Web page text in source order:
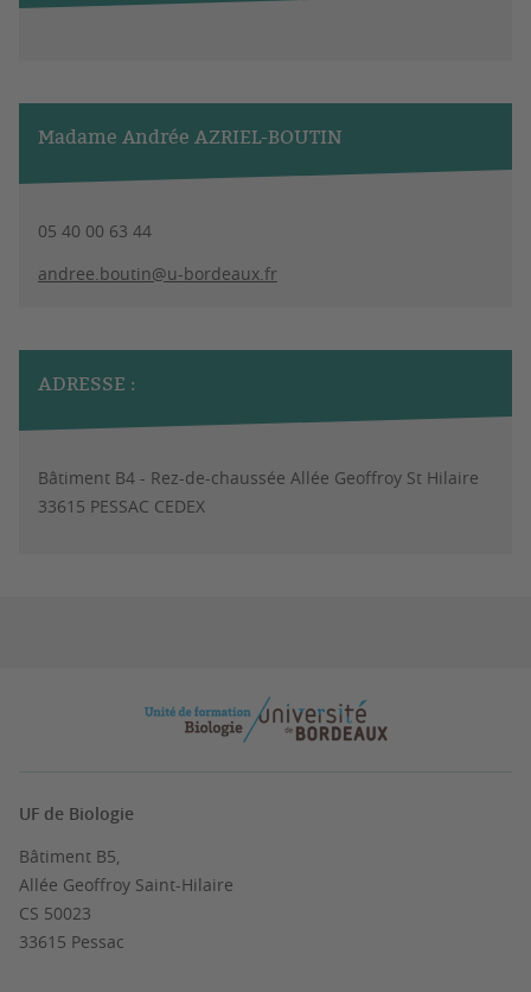
Madame Andrée AZRIEL-BOUTIN
05 40 00 63 44
andree.boutin@u-bordeaux.fr
ADRESSE :
Bâtiment B4 - Rez-de-chaussée Allée Geoffroy St Hilaire
33615 PESSAC CEDEX
UF de Biologie
Bâtiment B5,
Allée Geoffroy Saint-Hilaire
CS 50023
33615 Pessac